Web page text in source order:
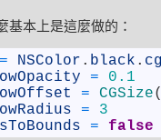
基本上是這麼做的：
= NSColor . black .
=
0.1
= CGSize(
=
3
= false